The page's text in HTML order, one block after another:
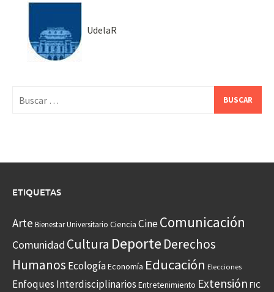
UdelaR
ETIQUETAS
Arte Bienestar Universitario Ciencia CineComunicación
Comunidad Cultura Deporte Derechos
Humanos EcologíaEconomía Educación Elecciones
Enfoques Interdisciplinarios Entretenimiento Extensión FIC